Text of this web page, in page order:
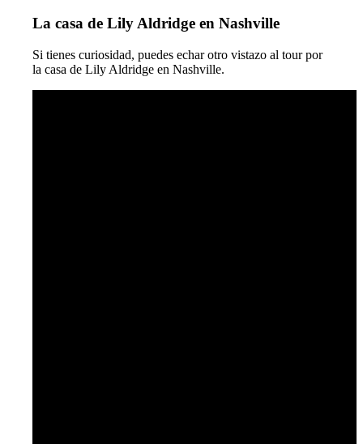
La casa de Lily Aldridge en Nashville
Si tienes curiosidad, puedes echar otro vistazo al tour por
la casa de Lily Aldridge en Nashville.